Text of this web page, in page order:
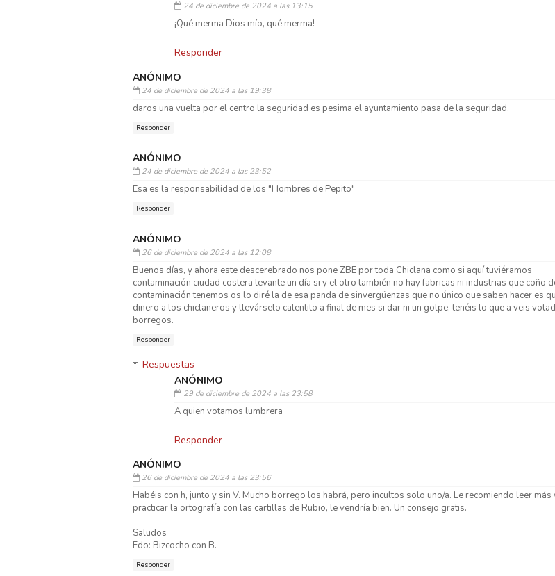
24 de diciembre de 2024 a las 13:15
¡Qué merma Dios mío, qué merma!
Responder
ANÓNIMO
24 de diciembre de 2024 a las 19:38
daros una vuelta por el centro la seguridad es pesima el ayuntamiento pasa de la seguridad.
Responder
ANÓNIMO
24 de diciembre de 2024 a las 23:52
Esa es la responsabilidad de los "Hombres de Pepito"
Responder
ANÓNIMO
26 de diciembre de 2024 a las 12:08
Buenos días, y ahora este descerebrado nos pone ZBE por toda Chiclana como si aquí tuviéramos
contaminación ciudad costera levante un día si y el otro también no hay fabricas ni industrias que coño
contaminación tenemos os lo diré la de esa panda de sinvergüenzas que no único que saben hacer es
dinero a los chiclaneros y llevárselo calentito a final de mes si dar ni un golpe, tenéis lo que a veis
borregos.
Responder
Respuestas
ANÓNIMO
29 de diciembre de 2024 a las 23:58
A quien votamos lumbrera
Responder
ANÓNIMO
26 de diciembre de 2024 a las 23:56
Habéis con h, junto y sin V. Mucho borrego los habrá, pero incultos solo uno/a. Le recomiendo leer más
practicar la ortografía con las cartillas de Rubio, le vendría bien. Un consejo gratis.
Saludos
Fdo: Bizcocho con B.
Responder